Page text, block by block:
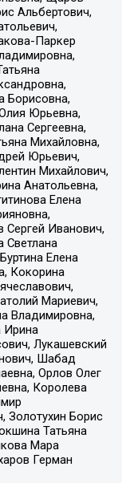
Альбертович,
Паркер
Борисовна,
Юрьевна,
Сергеевна,
Михайловна,
Юрьевич,
Михайлович,
Анатольевна,
Елена
Сергей Иванович,
Светлана
Елена
Кокорина
Мариевич,
Владимировна,
Ирина
Лукашевский
Шабад
Орлов Олег
Королева
Золотухин Борис
Татьяна
Мара
Герман